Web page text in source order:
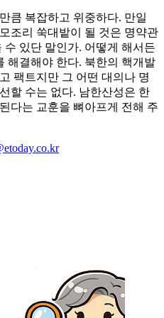
큼 복잡하고 위중하다. 만일
조리 쑥대밭이 될 것은 명약관
있단 말인가. 어떻게 해서든
해결해야 한다. 북한의 핵개발
팩트지만 그 어떤 대의나 명
할 수는 없다. 남한산성은 한
다는 교훈을 뼈아프게 전해 주